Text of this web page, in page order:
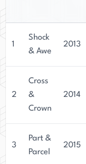
1
Shock
& Awe
2013
2
Cross
&
Crown
2014
3
Part &
Parcel
2015